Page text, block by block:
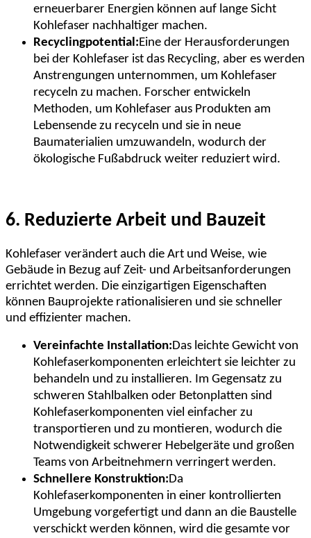
erneuerbarer Energien können auf lange Sicht
Kohlefaser nachhaltiger machen.
Recyclingpotential: Eine der Herausforderungen
bei der Kohlefaser ist das Recycling, aber es werden
Anstrengungen unternommen, um Kohlefaser
recyceln zu machen. Forscher entwickeln
Methoden, um Kohlefaser aus Produkten am
Lebensende zu recyceln und sie in neue
Baumaterialien umzuwandeln, wodurch der
ökologische Fußabdruck weiter reduziert wird.
6. Reduzierte Arbeit und Bauzeit
Kohlefaser verändert auch die Art und Weise, wie
Gebäude in Bezug auf Zeit- und Arbeitsanforderungen
errichtet werden. Die einzigartigen Eigenschaften
können Bauprojekte rationalisieren und sie schneller
und effizienter machen.
Vereinfachte Installation: Das leichte Gewicht von
Kohlefaserkomponenten erleichtert sie leichter zu
behandeln und zu installieren. Im Gegensatz zu
schweren Stahlbalken oder Betonplatten sind
Kohlefaserkomponenten viel einfacher zu
transportieren und zu montieren, wodurch die
Notwendigkeit schwerer Hebelgeräte und großen
Teams von Arbeitnehmern verringert werden.
Schnellere Konstruktion: Da
Kohlefaserkomponenten in einer kontrollierten
Umgebung vorgefertigt und dann an die Baustelle
verschickt werden können, wird die gesamte vor